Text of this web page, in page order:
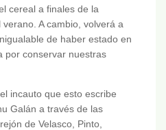
cereal a finales de la
A cambio, volverá a
de haber estado en
por conservar nuestras
incauto que esto escribe
Galán a través de las
de Velasco, Pinto,